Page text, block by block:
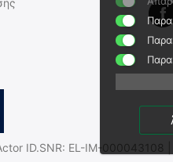
ID.SNR: EL-IM-000043108